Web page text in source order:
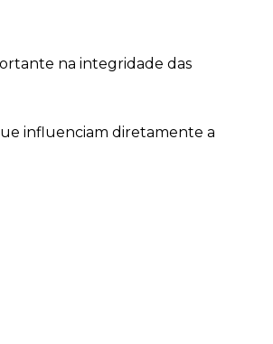
na integridade das
influenciam diretamente a